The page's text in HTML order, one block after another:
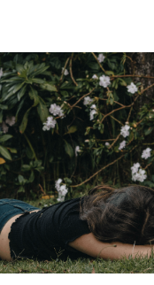
paradoxe sur le fait
spécial ( et nous